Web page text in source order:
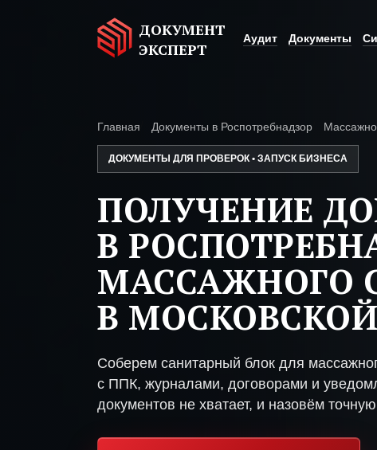
ДОКУМЕНТ
ЭКСПЕРТ
Аудит Документы
Главная Документы в Роспотребнадзор
ДОКУМЕНТЫ ДЛЯ ПРОВЕРОК • ЗАПУСК БИЗНЕСА
ПОЛУЧЕНИЕ
В
МАССАЖНОГО
В
Соберем санитарный блок для
с ППК, журналами, договорами и
документов не хватает, и назовём